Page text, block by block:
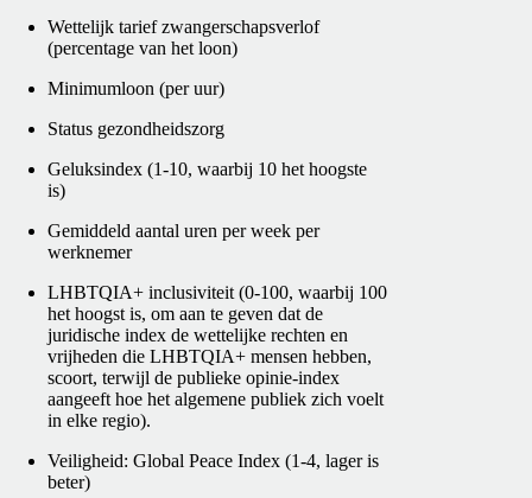
Wettelijk tarief zwangerschapsverlof
(percentage van het loon)
Minimumloon (per uur)
Status gezondheidszorg
Geluksindex (1-10, waarbij 10 het hoogste
is)
Gemiddeld aantal uren per week per
werknemer
LHBTQIA+ inclusiviteit (0-100, waarbij 100
het hoogst is, om aan te geven dat de
juridische index de wettelijke rechten en
vrijheden die LHBTQIA+ mensen hebben,
scoort, terwijl de publieke opinie-index
aangeeft hoe het algemene publiek zich voelt
in elke regio).
Veiligheid: Global Peace Index (1-4, lager is
beter)